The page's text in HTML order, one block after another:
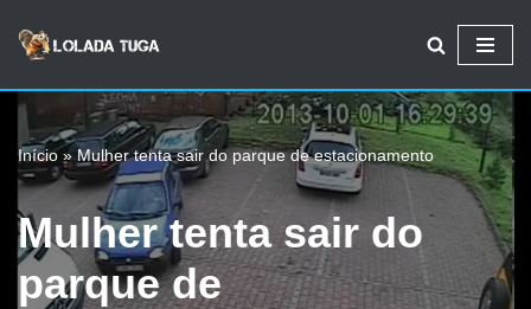
Avançar
para
o
conteúdo
Início» Mulher tenta sair do parque de estacionamento
Mulher tenta sair do
parque de